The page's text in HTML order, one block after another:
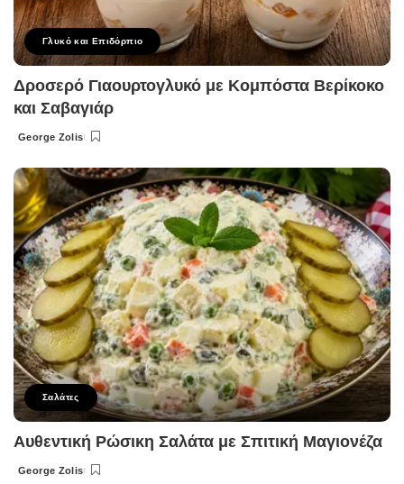
Γλυκό και Επιδόρπιο
Δροσερό Γιαουρτογλυκό με Κομπόστα Βερίκοκο
και Σαβαγιάρ
Posted
George Zolis
Σαλάτες
Αυθεντική Ρώσικη Σαλάτα με Σπιτική Μαγιονέζα
Posted
George Zolis